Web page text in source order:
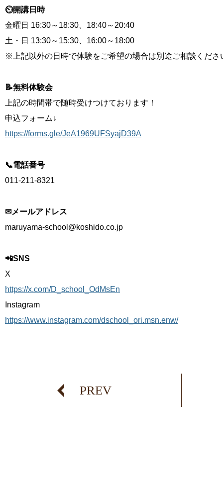
⏲開講日時
金曜日 16:30～18:30、18:40～20:40
土・日 13:30～15:30、16:00～18:00
※上記以外の日時で体験をご希望の場合は別途ご相談くださ
📝無料体験会
上記の時間帯で随時受けつけております！
申込フォーム↓
https://forms.gle/JeA1969UFSyajD39A
📞電話番号
011-211-8321
✉メールアドレス
maruyama-school@koshido.co.jp
📲SNS
X
https://x.com/D_school_OdMsEn
Instagram
https://www.instagram.com/dschool_ori.msn.enw/
PREV